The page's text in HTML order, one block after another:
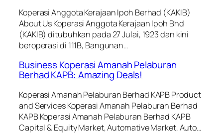
Koperasi Anggota Kerajaan Ipoh Berhad (KAKIB)
About Us Koperasi Anggota Kerajaan Ipoh Bhd
(KAKIB) ditubuhkan pada 27 Julai, 1923 dan kini
beroperasi di 111B, Bangunan…
Business Koperasi Amanah Pelaburan
Berhad KAPB: Amazing Deals!
Koperasi Amanah Pelaburan Berhad KAPB Product
and Services Koperasi Amanah Pelaburan Berhad
KAPB Koperasi Amanah Pelaburan Berhad KAPB
Capital & Equity Market, Automative Market, Auto…